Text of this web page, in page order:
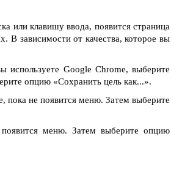
или клавишу ввода, появится страница
В зависимости от качества, которое вы
используете Google Chrome, выберите
опцию «Сохранить цель как...».
пока не появится меню. Затем выберите
меню. Затем выберите опцию